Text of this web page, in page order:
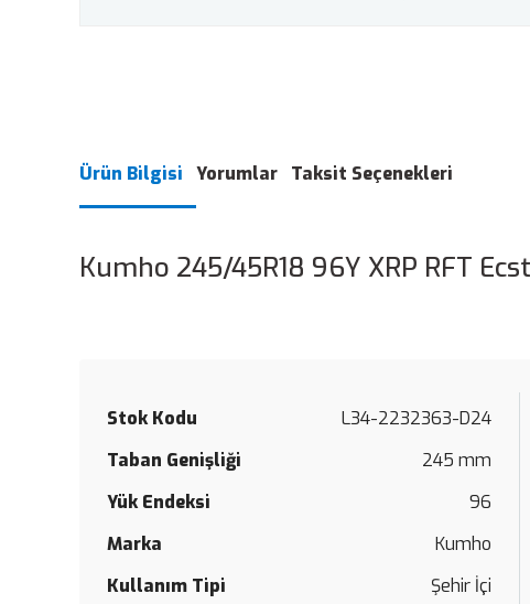
Ürün Bilgisi Yorumlar Taksit Seçenekleri
Kumho 245/45R18 96Y XRP RFT
Stok Kodu L34-2232363-D24
Taban Genişliği
245 mm
Yük Endeksi
96
Marka
Kumho
Kullanım Tipi
Şehir İçi